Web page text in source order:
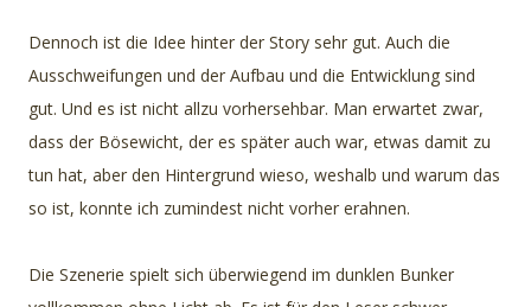
Dennoch ist die Idee hinter der Story sehr gut. Auch die
Ausschweifungen und der Aufbau und die Entwicklung sind
gut. Und es ist nicht allzu vorhersehbar. Man erwartet zwar,
dass der Bösewicht, der es später auch war, etwas damit zu
tun hat, aber den Hintergrund wieso, weshalb und warum das
so ist, konnte ich zumindest nicht vorher erahnen.
Die Szenerie spielt sich überwiegend im dunklen Bunker